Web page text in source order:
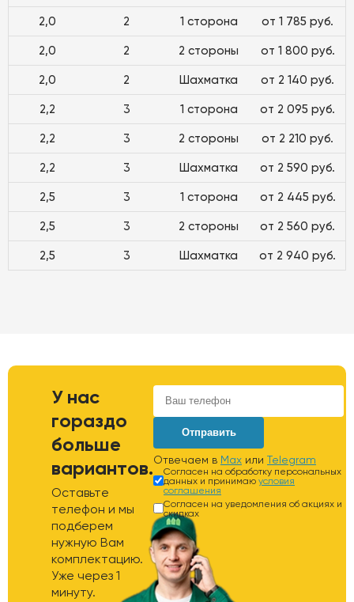
2,0 2 1 сторона от 1 785 руб.
2,0 2 2 стороны от 1 800 руб.
2,0 2 Шахматка от 2 140 руб.
2,2 3 1 сторона от 2 095 руб.
2,2 3 2 стороны от 2 210 руб.
2,2 3 Шахматка от 2 590 руб.
2,5 3 1 сторона от 2 445 руб.
2,5 3 2 стороны от 2 560 руб.
2,5 3 Шахматка от 2 940 руб.
У нас
гораздо
больше
вариантов.
Оставьте
телефон и мы
подберем
нужную Вам
комплектацию.
Уже через 1
минуту.
Отправить
Отвечаем в Max или Telegram
Согласен на обработку персональных
данных и принимаю условия
соглашения
Согласен на уведомления об акциях и
скидках